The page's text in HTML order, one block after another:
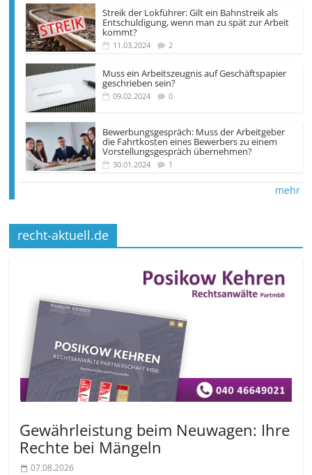
Streik der Lokführer: Gilt ein Bahnstreik als
Entschuldigung, wenn man zu spät zur Arbeit
kommt?
11.03.2024 2
Muss ein Arbeitszeugnis auf Geschäftspapier
geschrieben sein?
09.02.2024 0
Bewerbungsgespräch: Muss der Arbeitgeber
die Fahrtkosten eines Bewerbers zu einem
Vorstellungsgespräch übernehmen?
30.01.2024 1
mehr
recht-aktuell.de
Gewährleistung beim Neuwagen: Ihre
Rechte bei Mängeln
07.08.2026